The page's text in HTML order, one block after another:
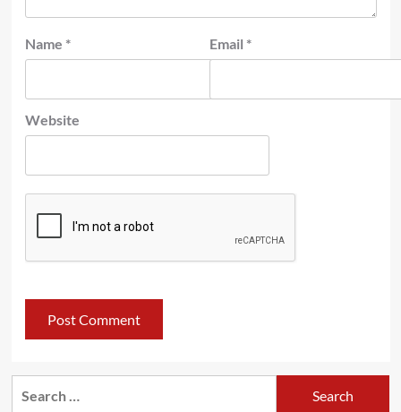
Name * Email *
Website